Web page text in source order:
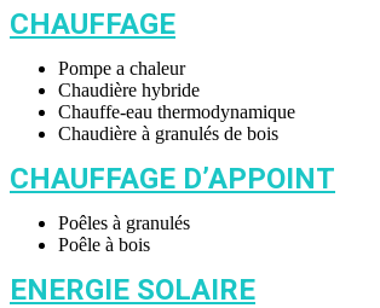
CHAUFFAGE
Pompe a chaleur
Chaudière hybride
Chauffe-eau thermodynamique
Chaudière à granulés de bois
CHAUFFAGE D’APPOINT​
Poêles à granulés
Poêle à bois
ENERGIE SOLAIRE